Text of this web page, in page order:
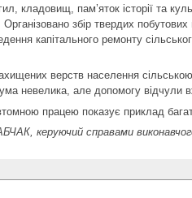
кладовищ, пам’яток історії та
збір твердих
капітального ремонту
верств населення
невелика, але допомогу відчули
працею показує приклад
керуючий справами